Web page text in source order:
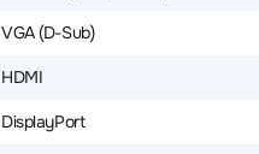
VGA (D-Sub)
HDMI
DisplayPort